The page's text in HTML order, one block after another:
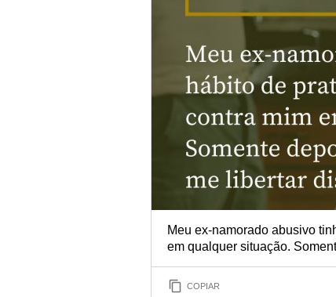
Meu ex-namorado abusivo
em qualquer situação.
COPIAR